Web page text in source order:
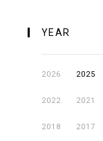
YEAR
2026 2025
2022 2021
2018 2017